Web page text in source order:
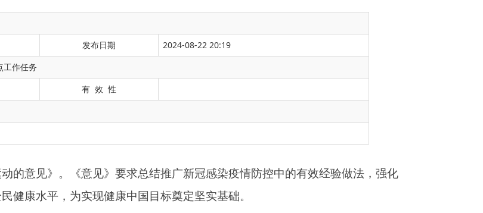
发布日期
2024-08-22 20:19
工作任务
有 效 性
《意见》要求总结推广 新冠感染疫情
实现健康中国目标奠定坚实基础。
运动，实现公共卫生设施不断完善，城乡环境面貌全面改善，文
升，健康城市建设深入推进，健康细胞建设广泛开展，爱祖国、